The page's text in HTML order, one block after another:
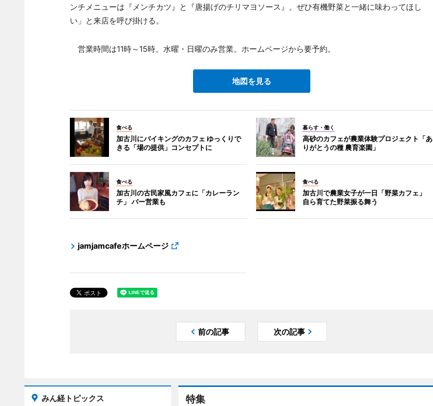
ンチメニューは『メンチカツ』と『唐揚げのチリマヨソース』。ぜひ有機野菜と一緒に味わってほし
い」と来店を呼び掛ける。
営業時間は11時～15時。水曜・日曜のみ営業。ホームページから要予約。
地図を見る
食べる
加古川にバイキングのカフェ ゆっくりで
きる「場の提供」コンセプトに
暮らす・働く
高砂のカフェが農業体験プロジェクト「あ
りがとうの種 農育楽園」
食べる
加古川の古民家風カフェに「カレーラン
チ」 バー営業も
食べる
加古川で農業女子が一日「野菜カフェ」
自ら育てた野菜振る舞う
jamjamcafeホームページ
前の記事 次の記事
特集
みん経トピックス